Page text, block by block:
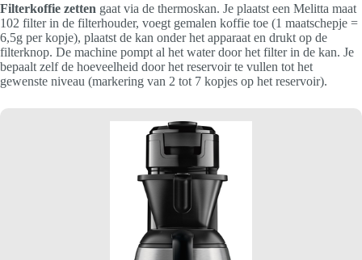
Filterkoffie zetten gaat via de thermoskan. Je plaatst een Melitta maat
102 filter in de filterhouder, voegt gemalen koffie toe (1 maatschepje =
6,5g per kopje), plaatst de kan onder het apparaat en drukt op de
filterknop. De machine pompt al het water door het filter in de kan. Je
bepaalt zelf de hoeveelheid door het reservoir te vullen tot het
gewenste niveau (markering van 2 tot 7 kopjes op het reservoir).